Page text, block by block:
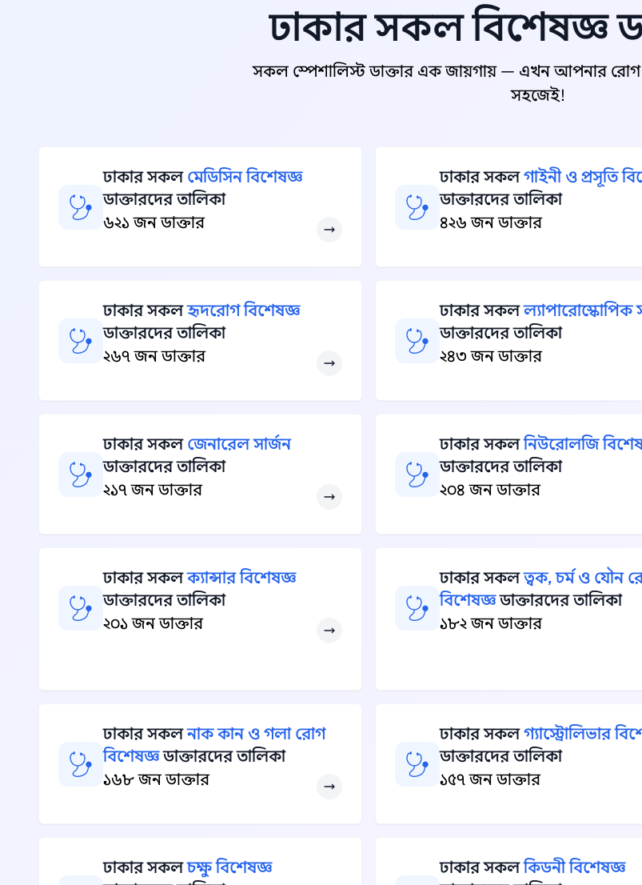
ঢাকার সকল বিশেষজ্ঞ
সকল স্পেশালিস্ট ডাক্তার এক জায়গায় — এখন আপনার রোগ
সহজেই!
ঢাকার সকল মেডিসিন বিশেষজ্ঞ
ডাক্তারদের তালিকা
৬২১ জন ডাক্তার
ঢাকার সকলগাইনী ও প্রসূতি
ডাক্তারদের তালিকা
৪২৬ জন ডাক্তার
ঢাকার সকলহৃদরোগ বিশেষজ্ঞ
ডাক্তারদের তালিকা
২৬৭ জন ডাক্তার
ঢাকার সকলল্যাপারোস্কোপিক
ডাক্তারদের তালিকা
২৪৩ জন ডাক্তার
ঢাকার সকল জেনারেল সার্জন
ডাক্তারদের তালিকা
২১৭ জন ডাক্তার
ঢাকার সকলনিউরোলজি
ডাক্তারদের তালিকা
২০৪ জন ডাক্তার
ঢাকার সকলক্যান্সার বিশেষজ্ঞ
ডাক্তারদের তালিকা
২০১ জন ডাক্তার
ঢাকার সকলত্বক, চর্ম ও যৌন
বিশেষজ্ঞডাক্তারদের তালিকা
১৮২ জন ডাক্তার
ঢাকার সকলনাক কান ও গলা রোগ
বিশেষজ্ঞডাক্তারদের তালিকা
১৬৮ জন ডাক্তার
ঢাকার সকলগ্যাস্ট্রোলিভার
ডাক্তারদের তালিকা
১৫৭ জন ডাক্তার
ঢাকার সকলচক্ষু বিশেষজ্ঞ
ঢাকার সকলকিডনী বিশেষজ্ঞ